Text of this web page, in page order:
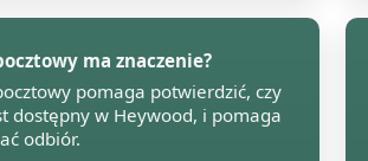
ma znaczenie?
pomaga potwierdzić, czy
dostępny w Heywood, i pomaga
odbiór.